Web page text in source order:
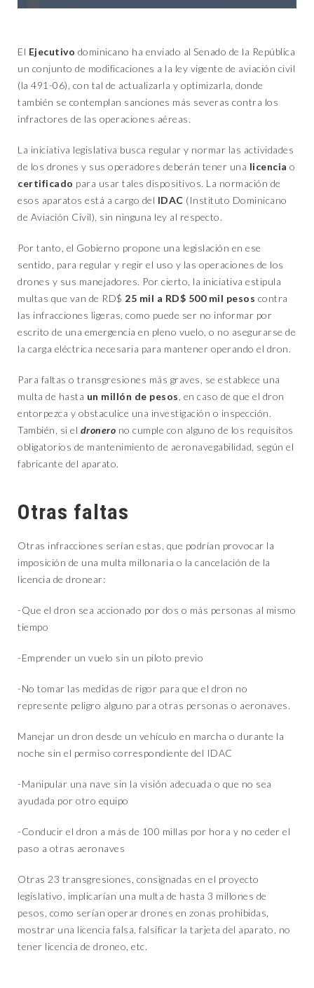
El Ejecutivo dominicano ha enviado al Senado de la República
un conjunto de modificaciones a la ley vigente de aviación civil
(la 491-06), con tal de actualizarla y optimizarla, donde
también se contemplan sanciones más severas contra los
infractores de las operaciones aéreas.
La iniciativa legislativa busca regular y normar las actividades
de los drones y sus operadores deberán tener una licencia o
certificado para usar tales dispositivos. La normación de
esos aparatos está a cargo del IDAC (Instituto Dominicano
de Aviación Civil), sin ninguna ley al respecto.
Por tanto, el Gobierno propone una legislación en ese
sentido, para regular y regir el uso y las operaciones de los
drones y sus manejadores. Por cierto, la iniciativa estipula
multas que van de RD$ 25 mil a RD$ 500 mil pesos contra
las infracciones ligeras, como puede ser no informar por
escrito de una emergencia en pleno vuelo, o no asegurarse de
la carga eléctrica necesaria para mantener operando el dron.
Para faltas o transgresiones más graves, se establece una
multa de hasta un millón de pesos , en caso de que el dron
entorpezca y obstaculice una investigación o inspección.
También, si el dronero no cumple con alguno de los requisitos
obligatorios de mantenimiento de aeronavegabilidad, según el
fabricante del aparato.
Otras faltas
Otras infracciones serían estas, que podrían provocar la
imposición de una multa millonaria o la cancelación de la
licencia de dronear:
-Que el dron sea accionado por dos o más personas al mismo
tiempo
-Emprender un vuelo sin un piloto previo
-No tomar las medidas de rigor para que el dron no
represente peligro alguno para otras personas o aeronaves.
Manejar un dron desde un vehículo en marcha o durante la
noche sin el permiso correspondiente del IDAC
-Manipular una nave sin la visión adecuada o que no sea
ayudada por otro equipo
-Conducir el dron a más de 100 millas por hora y no ceder el
paso a otras aeronaves
Otras 23 transgresiones, consignadas en el proyecto
legislativo, implicarían una multa de hasta 3 millones de
pesos, como serían operar drones en zonas prohibidas,
mostrar una licencia falsa, falsificar la tarjeta del aparato, no
tener licencia de droneo, etc.